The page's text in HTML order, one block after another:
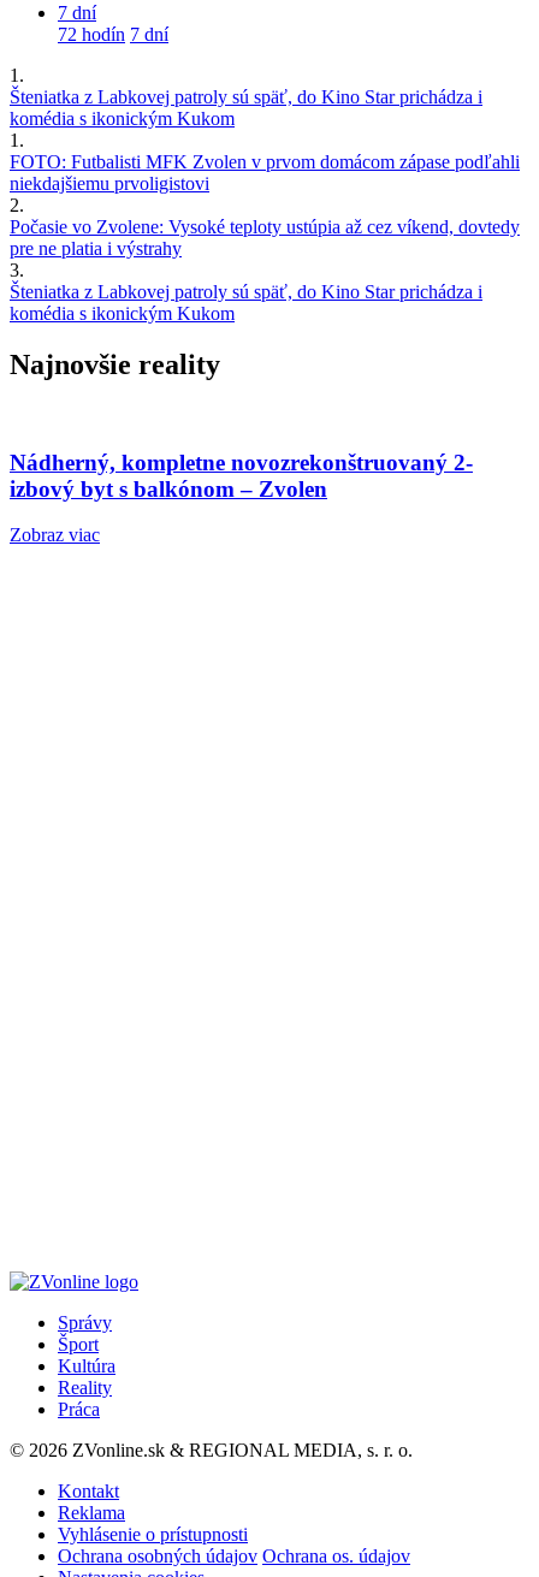
7 dní
72 hodín 7 dní
1.
Šteniatka z Labkovej patroly sú späť, do Kino Star prichádza i
komédia s ikonickým Kukom
1.
FOTO: Futbalisti MFK Zvolen v prvom domácom zápase podľahli
niekdajšiemu prvoligistovi
2.
Počasie vo Zvolene: Vysoké teploty ustúpia až cez víkend, dovtedy
pre ne platia i výstrahy
3.
Šteniatka z Labkovej patroly sú späť, do Kino Star prichádza i
komédia s ikonickým Kukom
Najnovšie reality
Nádherný, kompletne novozrekonštruovaný 2-
izbový byt s balkónom – Zvolen
Zobraz viac
Správy
Šport
Kultúra
Reality
Práca
© 2026 ZVonline.sk & REGIONAL MEDIA, s. r. o.
Kontakt
Reklama
Vyhlásenie o prístupnosti
Ochrana osobných údajov Ochrana os. údajov